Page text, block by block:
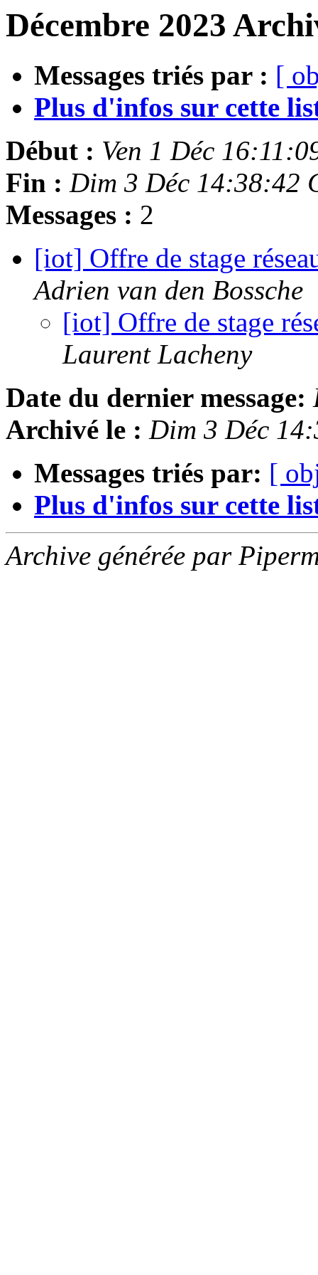
Décembre 2023
Messages triés par : [
Plus d'infos sur cette
Début : Ven 1 Déc
Fin : Dim 3 Déc 14:38:42
Messages : 2
[iot] Offre de stage
Adrien van den Bossche
[iot] Offre de stage
Laurent Lacheny
Date du dernier message:
Archivé le : Dim 3 Déc
Messages triés par: [
Plus d'infos sur cette
Archive générée par